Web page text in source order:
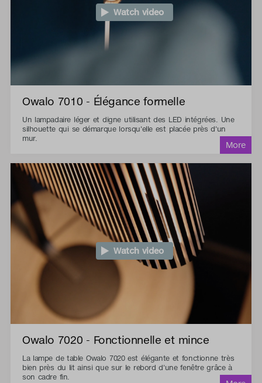
Watch video
Owalo 7010 - Élégance formelle
Un lampadaire léger et digne utilisant des LED intégrées. Une
silhouette qui se démarque lorsqu'elle est placée près d'un
mur.
Watch video
Owalo 7020 - Fonctionnelle et mince
La lampe de table Owalo 7020 est élégante et fonctionne très
bien près du lit ainsi que sur le rebord d'une fenêtre grâce à
son cadre fin.